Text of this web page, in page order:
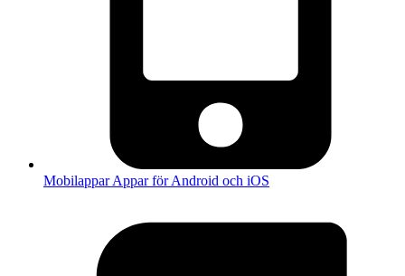
MobilapparAppar för Android och iOS